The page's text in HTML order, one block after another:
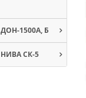
1500А, Б
СК-5